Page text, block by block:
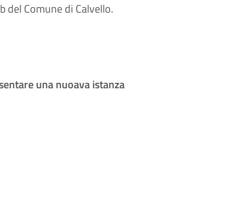
del Comune di Calvello.
una nuoava istanza